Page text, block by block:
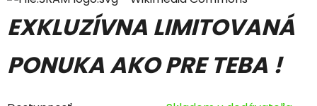
EXKLUZÍVNA LIMITOVANÁ
PONUKA AKO PRE TEBA !